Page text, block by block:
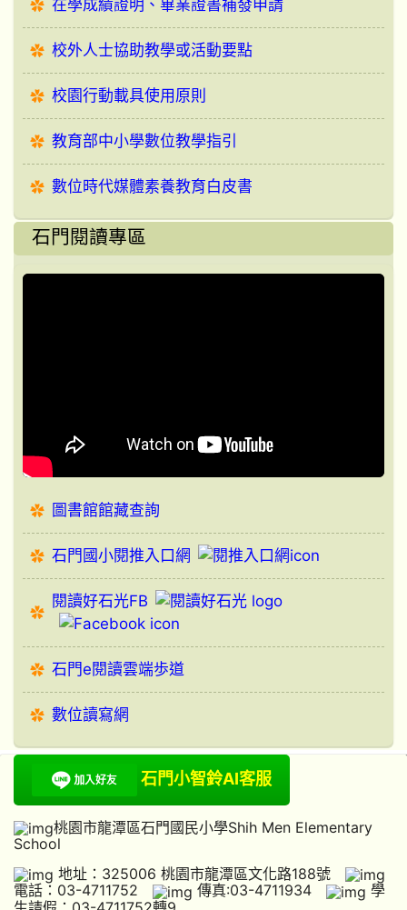
在學成績證明、畢業證書補發申請
校外人士協助教學或活動要點
校園行動載具使用原則
教育部中小學數位教學指引
數位時代媒體素養教育白皮書
石門閱讀專區
圖書館館藏查詢
石門國小閱推入口網
閱讀好石光FB
石門e閱讀雲端歩道
數位讀寫網
石門小智鈴AI客服
桃園市龍潭區石門國民小學Shih Men Elementary
School
地址：325006 桃園市龍潭區文化路188號
電話：03-4711752
傳真:03-4711934
學